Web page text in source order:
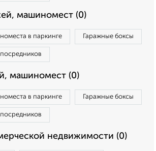
машиномест (0)
в паркинге Гаражные боксы
посредников
машиномест (0)
в паркинге Гаражные боксы
посредников
недвижимости (0)